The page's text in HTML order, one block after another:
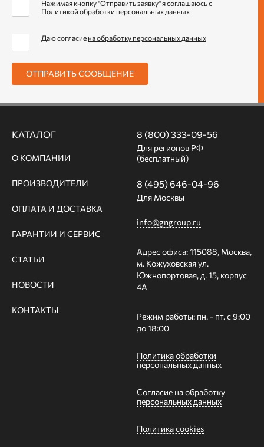
Нажимая кнопку "Отправить заявку" я соглашаюсь с
Политикой обработки персональных данных
Даю согласие на обработку персональных данных
ОТПРАВИТЬ СООБЩЕНИЕ
КАТАЛОГ
О КОМПАНИИ
ПРОИЗВОДИТЕЛИ
ОПЛАТА И ДОСТАВКА
ГАРАНТИИ И СЕРВИС
СТАТЬИ
НОВОСТИ
КОНТАКТЫ
8 (800) 333-09-56
Для регионов РФ
(бесплатный)
8 (495) 646-04-96
Для Москвы
info@gngroup.ru
Адрес офиса: 115088, Москва,
м. Кожуховская ул.
Южнопортовая, д. 15, корпус
4А
Режим работы: пн. - пт. с 9:00
до 18:00
Политика обработки
персональных данных
Согласие на обработку
персональных данных
Политика cookies